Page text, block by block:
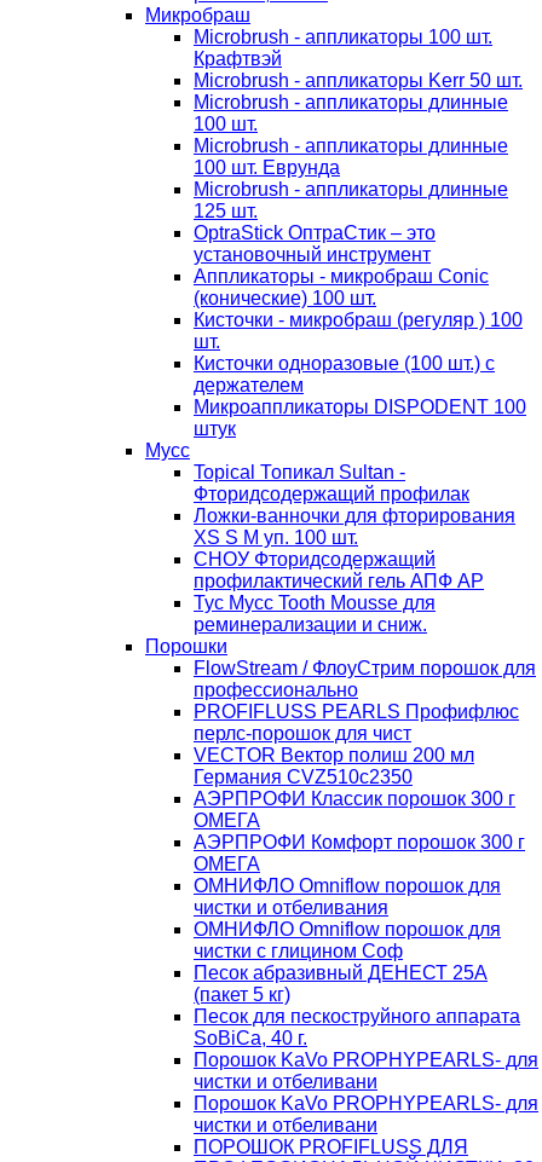
Микробраш
Microbrush - аппликаторы 100 шт.
Крафтвэй
Microbrush - аппликаторы Kerr 50 шт.
Microbrush - аппликаторы длинные
100 шт.
Microbrush - аппликаторы длинные
100 шт. Еврунда
Microbrush - аппликаторы длинные
125 шт.
OptraStick ОптраСтик – это
установочный инструмент
Аппликаторы - микробраш Conic
(конические) 100 шт.
Кисточки - микробраш (регуляр ) 100
шт.
Кисточки одноразовые (100 шт.) с
держателем
Микроаппликаторы DISPODENT 100
штук
Мусс
Topical Топикал Sultan -
Фторидсодержащий профилак
Ложки-ванночки для фторирования
XS S М уп. 100 шт.
СНОУ Фторидсодержащий
профилактический гель АПФ AP
Тус Мусс Tooth Mousse для
реминерализации и сниж.
Порошки
FlowStream / ФлоуСтрим порошок для
профессионально
PROFIFLUSS PEARLS Профифлюс
перлс-порошок для чист
VECTOR Вектор полиш 200 мл
Германия CVZ510с2350
АЭРПРОФИ Классик порошок 300 г
ОМЕГА
АЭРПРОФИ Комфорт порошок 300 г
ОМЕГА
ОМНИФЛО Omniflow порошок для
чистки и отбеливания
ОМНИФЛО Omniflow порошок для
чистки с глицином Соф
Песок абразивный ДЕНЕСТ 25А
(пакет 5 кг)
Песок для пескоструйного аппарата
SoBiCa, 40 г.
Порошок KaVo PROPHYPEARLS- для
чистки и отбеливани
Порошок KaVo PROPHYPEARLS- для
чистки и отбеливани
ПОРОШОК PROFIFLUSS ДЛЯ